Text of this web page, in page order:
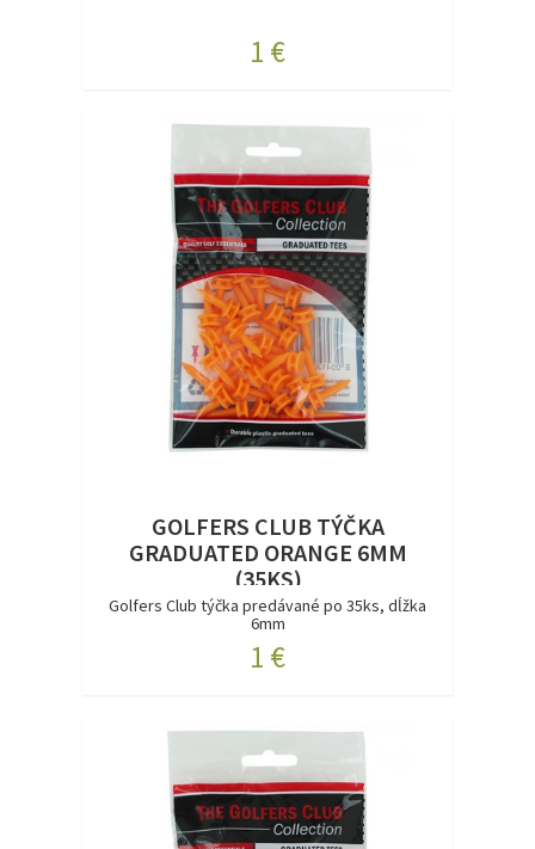
1 €
GOLFERS CLUB TÝČKA
GRADUATED ORANGE 6MM
(35KS)
Golfers Club týčka predávané po 35ks, dĺžka
6mm
1 €